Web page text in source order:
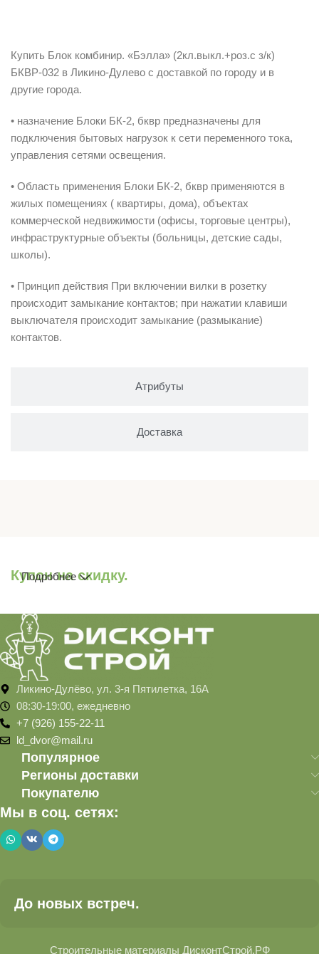
Атрибуты
Доставка
Купить Блок комбинир. «Бэлла» (2кл.выкл.+роз.с з/к)
БКВР-032 в Ликино-Дулево с доставкой по городу и в
другие города.
• назначение Блоки БК-2, бквр предназначены для
подключения бытовых нагрузок к сети переменного тока,
управления сетями освещения.
• Область применения Блоки БК-2, бквр применяются в
жилых помещениях ( квартиры, дома), объектах
коммерческой недвижимости (офисы, торговые центры),
инфраструктурные объекты (больницы, детские сады,
школы).
• Принцип действия При включении вилки в розетку
происходит замыкание контактов; при нажатии клавиши
выключателя происходит замыкание (размыкание)
контактов.
Купон на скидку.
Подробнее
Ликино-Дулёво, ул. 3-я Пятилетка, 16А
08:30-19:00, ежедневно
+7 (926) 155-22-11
ld_dvor@mail.ru
Популярное
Регионы доставки
Покупателю
Мы в соц. сетях:
До новых встреч.
Строительные материалы ДисконтСтрой.РФ